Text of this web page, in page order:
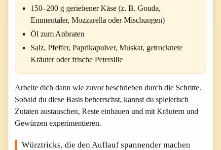
150–200 g geriebener Käse (z. B. Gouda,
Emmentaler, Mozzarella oder Mischungen)
Öl zum Anbraten
Salz, Pfeffer, Paprikapulver, Muskat, getrocknete
Kräuter oder frische Petersilie
Arbeite dich dann wie zuvor beschrieben durch die Schritte.
Sobald du diese Basis beherrschst, kannst du spielerisch
Zutaten austauschen, Reste einbauen und mit Kräutern und
Gewürzen experimentieren.
Würztricks, die den Auflauf spannender machen